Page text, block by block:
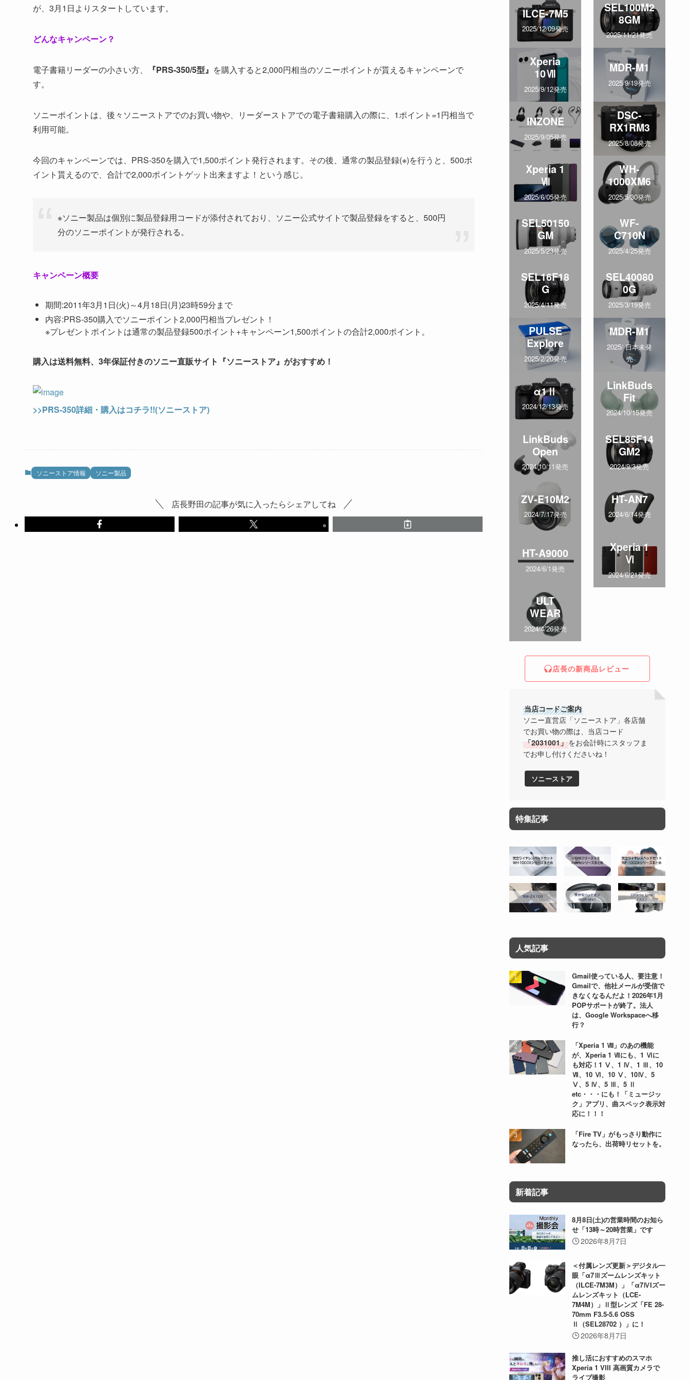
が、3月1日よりスタートしています。
どんなキャンペーン？
電子書籍リーダーの小さい方、 『PRS-350/5型』 を購入すると2,000円相当のソニーポイントが貰えるキャンペーンで
す。
ソニーポイントは、後々ソニーストアでのお買い物や、リーダーストアでの電子書籍購入の際に、1ポイント=1円相当で
利用可能。
今回のキャンペーンでは、PRS-350を購入で1,500ポイント発行されます。その後、通常の製品登録(※)を行うと、500ポ
イント貰えるので、合計で2,000ポイントゲット出来ますよ！という感じ。
※ソニー製品は個別に製品登録用コードが添付されており、ソニー公式サイトで製品登録をすると、500円
分のソニーポイントが発行される。
キャンペーン概要
期間:2011年3月1日(火)～4月18日(月)23時59分まで
内容:PRS-350購入でソニーポイント2,000円相当プレゼント！
※プレゼントポイントは通常の製品登録500ポイント+キャンペーン1,500ポイントの合計2,000ポイント。
購入は送料無料、3年保証付きのソニー直販サイト『ソニーストア』がおすすめ！
>>PRS-350詳細・購入はコチラ!!(ソニーストア)
ソニーストア情報 ソニー製品
店長野田の記事が気に入ったらシェアしてね
ILCE-7M5
2025/12/09発売
SEL100M2
8GM
2025/11/21発売
Xperia
10Ⅶ
2025/9/12発売
MDR-M1
2025/9/19発売
INZONE
2025/9/05発売
DSC-
RX1RM3
2025/8/08発売
Xperia 1
Ⅶ
2025/6/05発売
WH-
1000XM6
2025/5/30発売
SEL50150
GM
2025/5/23発売
WF-
C710N
2025/4/25発売
SEL16F18
G
2025/4/11発売
SEL40080
0G
2025/3/19発売
PULSE
Explore
2025/2/20発売
MDR-M1
2025/ 日本未発
売
α1Ⅱ
2024/12/13発売
LinkBuds
Fit
2024/10/15発売
LinkBuds
Open
2024/10/11発売
SEL85F14
GM2
2024/9/3発売
ZV-E10M2
2024/7/17発売
HT-AN7
2024/6/14発売
HT-A9000
2024/6/1発売
Xperia 1
Ⅵ
2024/6/21発売
ULT
WEAR
2024/4/26発売
店長の新商品レビュー
当店コードご案内
ソニー直営店「ソニーストア」各店舗
でお買い物の際は、当店コード
「2031001」をお会計時にスタッフま
でお申し付けくださいね！
ソニーストア
特集記事
人気記事
Gmail使っている人、要注意！
Gmailで、他社メールが受信で
きなくなるんだよ！2026年1月
POPサポートが終了。法人
は、Google Workspaceへ移
行？
「Xperia 1 Ⅷ」のあの機能
が、Xperia 1 Ⅶにも、1 Ⅵに
も対応！1 Ⅴ、1 Ⅳ、1 Ⅲ、10
Ⅶ、10 Ⅵ、10 Ⅴ、10Ⅳ、5
Ⅴ、5 Ⅳ、5 Ⅲ、5 Ⅱ
etc・・・にも！「ミュージッ
ク」アプリ、曲スペック表示対
応に！！！
「Fire TV」がもっさり動作に
なったら、出荷時リセットを。
新着記事
8月8日(土)の営業時間のお知ら
せ「13時～20時営業」です
2026年8月7日
＜付属レンズ更新＞デジタル一
眼「α7Ⅲズームレンズキット
（ILCE-7M3M）」「α7ⅣIズー
ムレンズキット（LCE-
7M4M）」Ⅱ型レンズ「FE 28-
70mm F3.5-5.6 OSS
Ⅱ（SEL28702 ）」に！
2026年8月7日
推し活におすすめのスマホ
Xperia 1 VIII 高画質カメラで
ライブ撮影